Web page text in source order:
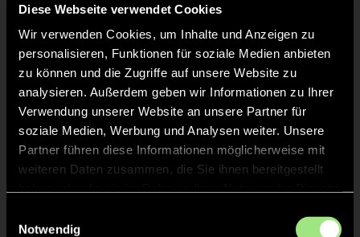
Diese Webseite verwendet Cookies
Wir verwenden Cookies, um Inhalte und Anzeigen zu
personalisieren, Funktionen für soziale Medien anbieten
zu können und die Zugriffe auf unsere Website zu
analysieren. Außerdem geben wir Informationen zu Ihrer
Verwendung unserer Website an unsere Partner für
soziale Medien, Werbung und Analysen weiter. Unsere
Partner führen diese Informationen möglicherweise mit
weiteren Daten zusammen, die Sie ihnen bereitgestellt
Notwendig